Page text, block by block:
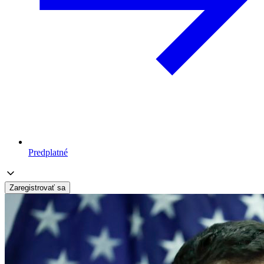
Predplatné
Zaregistrovať sa